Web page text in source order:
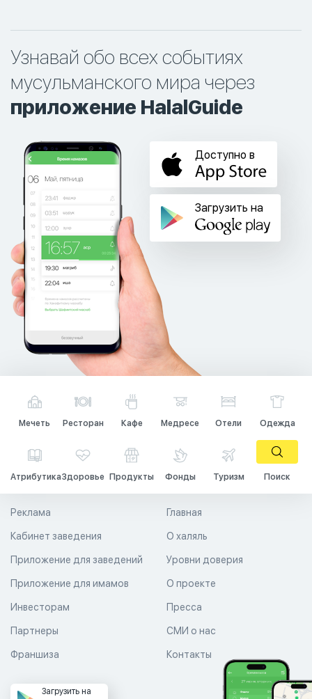
Узнавай обо всех событиях
мусульманского мира через
приложение HalalGuide
Доступно в
Загрузить на
Мечеть Ресторан Кафе Медресе Отели Одежда
АтрибутикаЗдоровье Продукты Фонды Туризм Поиск
Главная
О халяль
Уровни доверия
Реклама
Кабинет заведения
Приложение для заведений
Приложение для имамов О проекте
Пресса
СМИ о нас
Контакты
Инвесторам
Партнеры
Франшиза
Загрузить на